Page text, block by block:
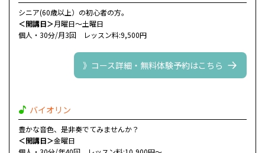
シニア(60歳以上）の初心者の方。
＜開講日＞月曜日～土曜日
個人・30分/月3回 レッスン料:9,500円
》コース詳細・無料体験予約はこちら
バイオリン
豊かな音色、是非奏でてみませんか？
＜開講日＞金曜日